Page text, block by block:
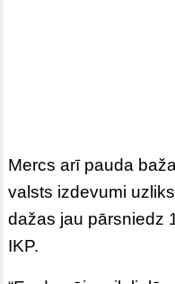
Mercs arī pauda
valsts izdevumi
dažas jau pārsniedz
IKP.